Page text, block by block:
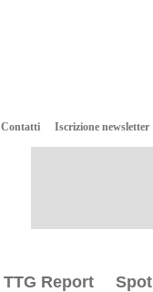
Contatti Iscrizione newsletter
TTG Report